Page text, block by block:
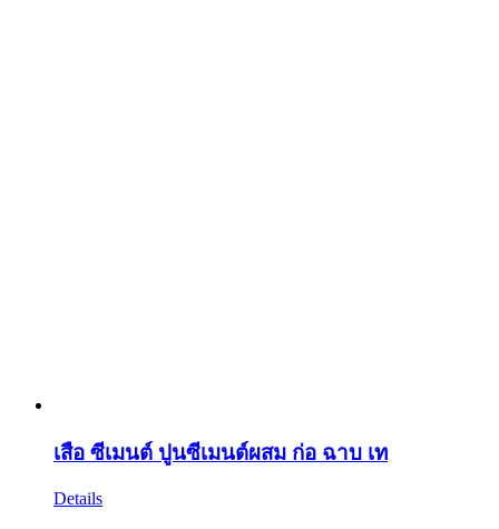
เสือ ซีเมนต์ ปูนซีเมนต์ผสม ก่อ ฉาบ เท
Details